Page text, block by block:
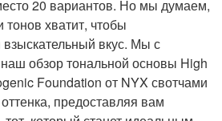
20 вариантов. Но мы думаем,
тонов хватит, чтобы
вкус. Мы с
обзор тональной основы High
Foundation от NYX свотчами
предоставляя вам